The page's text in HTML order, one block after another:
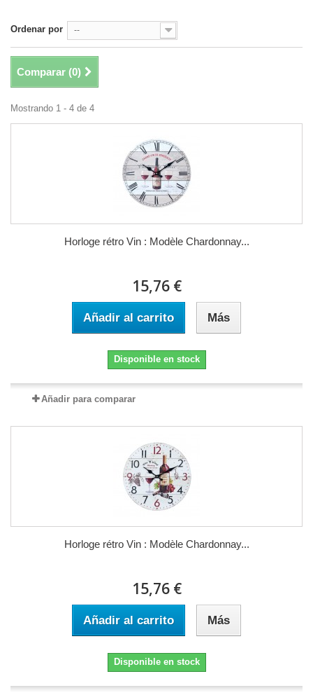
Ordenar por --
Comparar (0)
Mostrando 1 - 4 de 4
Horloge rétro Vin : Modèle Chardonnay...
15,76 €
Añadir al carrito Más
Disponible en stock
Añadir para comparar
Horloge rétro Vin : Modèle Chardonnay...
15,76 €
Añadir al carrito Más
Disponible en stock